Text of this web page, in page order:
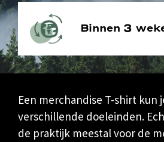
Een merchandise T-shirt kun
verschillende doeleinden.
de praktijk meestal voor de
Binnen 3